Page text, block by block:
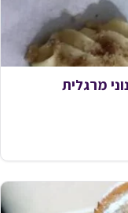
מרגלית